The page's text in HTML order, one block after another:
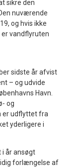
sikre den
nuværende
og hvis ikke
vandflyruten
sidste år afvist
– og udvide
Havn.
og
er udflyttet fra
yderligere i
i år ansøgt
forlængelse af